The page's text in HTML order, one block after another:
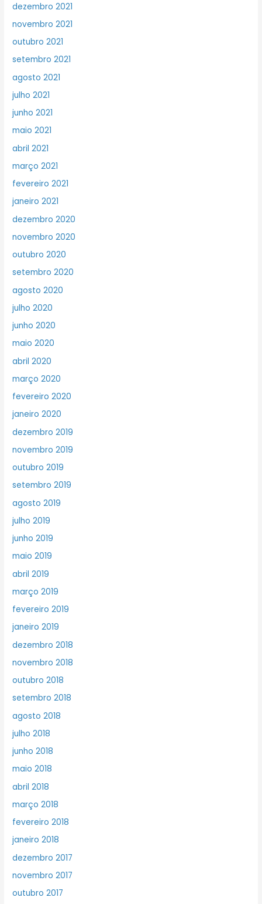
dezembro 2021
novembro 2021
outubro 2021
setembro 2021
agosto 2021
julho 2021
junho 2021
maio 2021
abril 2021
março 2021
fevereiro 2021
janeiro 2021
dezembro 2020
novembro 2020
outubro 2020
setembro 2020
agosto 2020
julho 2020
junho 2020
maio 2020
abril 2020
março 2020
fevereiro 2020
janeiro 2020
dezembro 2019
novembro 2019
outubro 2019
setembro 2019
agosto 2019
julho 2019
junho 2019
maio 2019
abril 2019
março 2019
fevereiro 2019
janeiro 2019
dezembro 2018
novembro 2018
outubro 2018
setembro 2018
agosto 2018
julho 2018
junho 2018
maio 2018
abril 2018
março 2018
fevereiro 2018
janeiro 2018
dezembro 2017
novembro 2017
outubro 2017